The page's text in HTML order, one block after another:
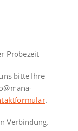
Probezeit
bitte Ihre
.
Verbindung.